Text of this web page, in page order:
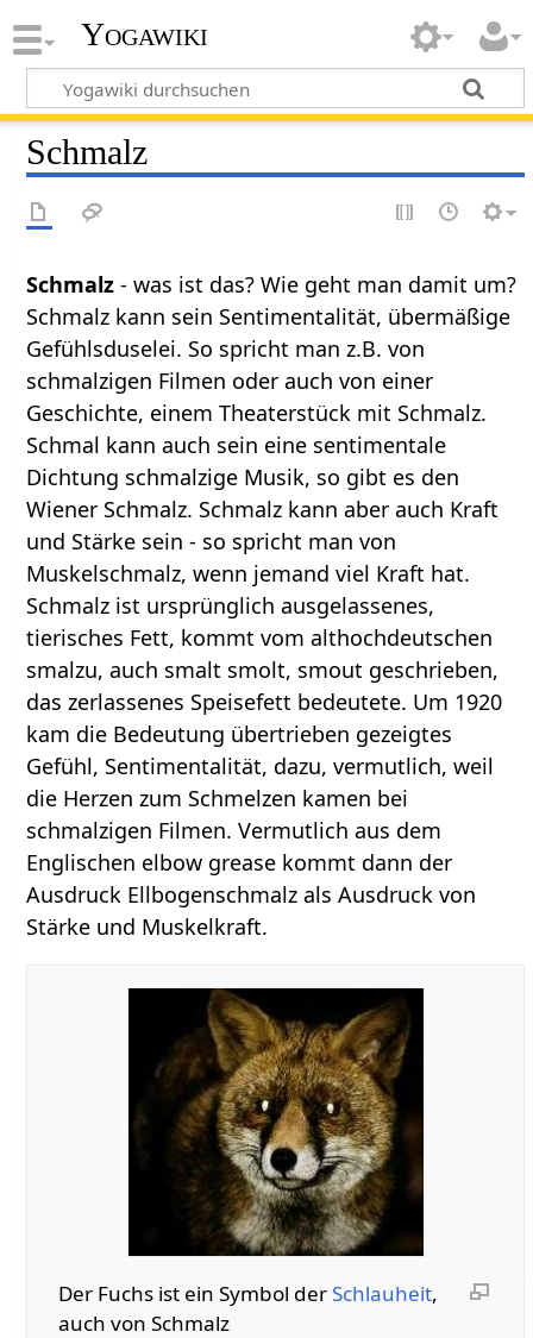
Yogawiki
Schmalz
Schmalz - was ist das? Wie geht man damit um?
Schmalz kann sein Sentimentalität, übermäßige
Gefühlsduselei. So spricht man z.B. von
schmalzigen Filmen oder auch von einer
Geschichte, einem Theaterstück mit Schmalz.
Schmal kann auch sein eine sentimentale
Dichtung schmalzige Musik, so gibt es den
Wiener Schmalz. Schmalz kann aber auch Kraft
und Stärke sein - so spricht man von
Muskelschmalz, wenn jemand viel Kraft hat.
Schmalz ist ursprünglich ausgelassenes,
tierisches Fett, kommt vom althochdeutschen
smalzu, auch smalt smolt, smout geschrieben,
das zerlassenes Speisefett bedeutete. Um 1920
kam die Bedeutung übertrieben gezeigtes
Gefühl, Sentimentalität, dazu, vermutlich, weil
die Herzen zum Schmelzen kamen bei
schmalzigen Filmen. Vermutlich aus dem
Englischen elbow grease kommt dann der
Ausdruck Ellbogenschmalz als Ausdruck von
Stärke und Muskelkraft.
Der Fuchs ist ein Symbol der Schlauheit,
auch von Schmalz